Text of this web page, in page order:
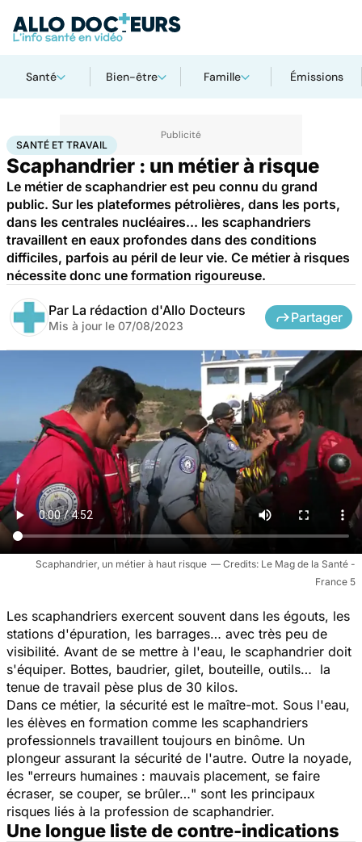
Santé Bien-être Famille Émissions
AccueilSantéSanté et travail
SANTÉ ET TRAVAIL
Scaphandrier : un métier à risque
Le métier de scaphandrier est peu connu du grand
public. Sur les plateformes pétrolières, dans les ports,
dans les centrales nucléaires... les scaphandriers
travaillent en eaux profondes dans des conditions
difficiles, parfois au péril de leur vie. Ce métier à risques
nécessite donc une formation rigoureuse.
Par La rédaction d'Allo Docteurs
Mis à jour le 07/08/2023
Partager
Scaphandrier, un métier à haut risque
Le Mag de la Santé -
France 5
Les scaphandriers exercent souvent dans les égouts, les
stations d'épuration, les barrages… avec très peu de
visibilité. Avant de se mettre à l'eau, le scaphandrier doit
s'équiper. Bottes, baudrier, gilet, bouteille, outils… la
tenue de travail pèse plus de 30 kilos.
Dans ce métier, la sécurité est le maître-mot. Sous l'eau,
les élèves en formation comme les scaphandriers
professionnels travaillent toujours en binôme. Un
plongeur assurant la sécurité de l'autre. Outre la noyade,
les "erreurs humaines : mauvais placement, se faire
écraser, se couper, se brûler…" sont les principaux
risques liés à la profession de scaphandrier.
Une longue liste de contre-indications